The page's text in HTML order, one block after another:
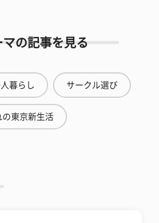
マの記事を見る
暮らし サークル選び
の東京新生活